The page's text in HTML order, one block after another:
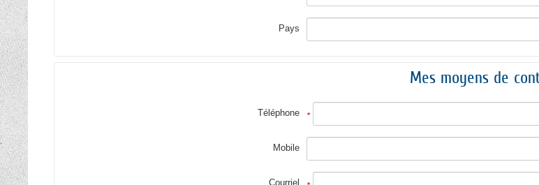
Pays
Mes moyens de
*
Téléphone
Mobile
Courriel